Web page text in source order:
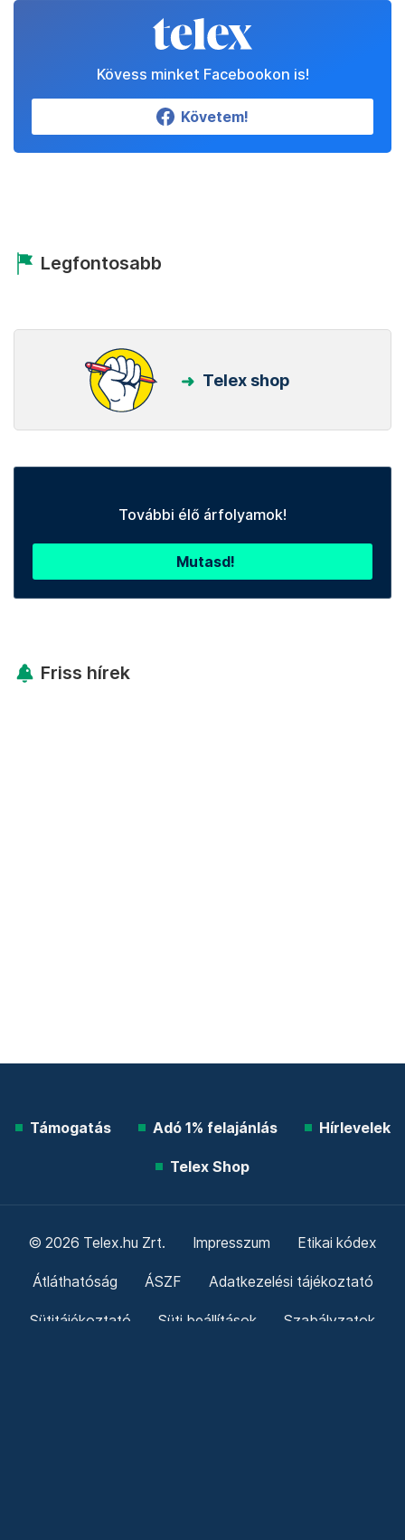
Kövess minket Facebookon is!
Követem!
Legfontosabb
Telex shop
További élő árfolyamok!
Mutasd!
Friss hírek
Támogatás Adó 1% felajánlás Hírlevelek
Telex Shop
© 2026 Telex.hu Zrt. Impresszum Etikai kódex
Átláthatóság ÁSZF Adatkezelési tájékoztató
Sütitájékoztató Süti beállítások Szabályzatok